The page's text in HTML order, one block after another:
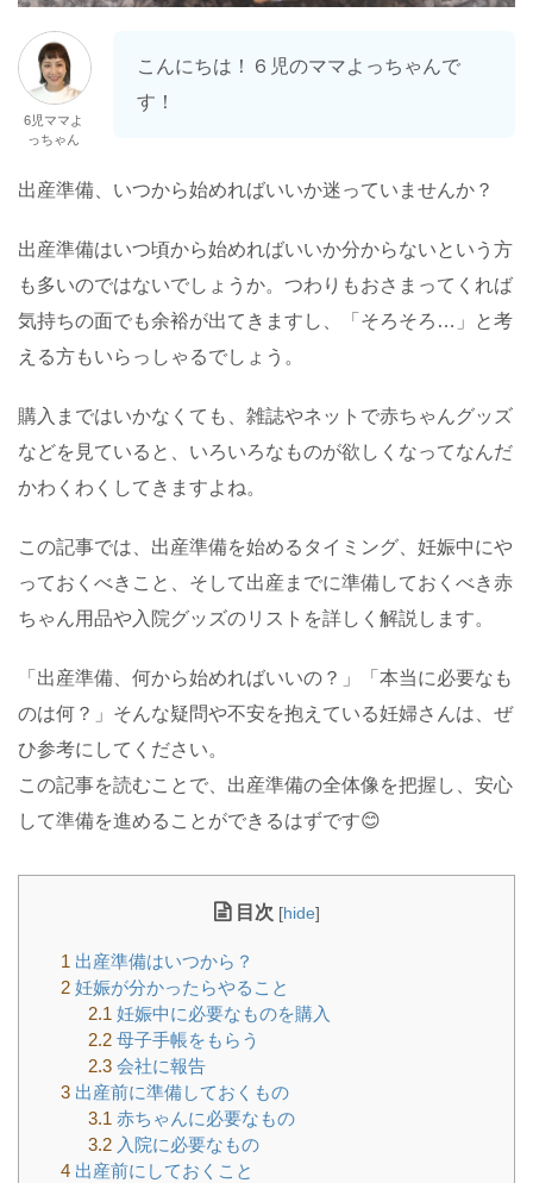
6児ママよ
っちゃん
こんにちは！６児のママよっちゃんで
す！
出産準備、いつから始めればいいか迷っていませんか？
出産準備はいつ頃から始めればいいか分からないという方
も多いのではないでしょうか。つわりもおさまってくれば
気持ちの面でも余裕が出てきますし、「そろそろ…」と考
える方もいらっしゃるでしょう。
購入まではいかなくても、雑誌やネットで赤ちゃんグッズ
などを見ていると、いろいろなものが欲しくなってなんだ
かわくわくしてきますよね。
この記事では、出産準備を始めるタイミング、妊娠中にや
っておくべきこと、そして出産までに準備しておくべき赤
ちゃん用品や入院グッズのリストを詳しく解説します。
「出産準備、何から始めればいいの？」「本当に必要なも
のは何？」そんな疑問や不安を抱えている妊婦さんは、ぜ
ひ参考にしてください。
この記事を読むことで、出産準備の全体像を把握し、安心
して準備を進めることができるはずです😊
目次 [hide]
1 出産準備はいつから？
2 妊娠が分かったらやること
2.1 妊娠中に必要なものを購入
2.2母子手帳をもらう
2.3会社に報告
3 出産前に準備しておくもの
3.1 赤ちゃんに必要なもの
3.2入院に必要なもの
4 出産前にしておくこと